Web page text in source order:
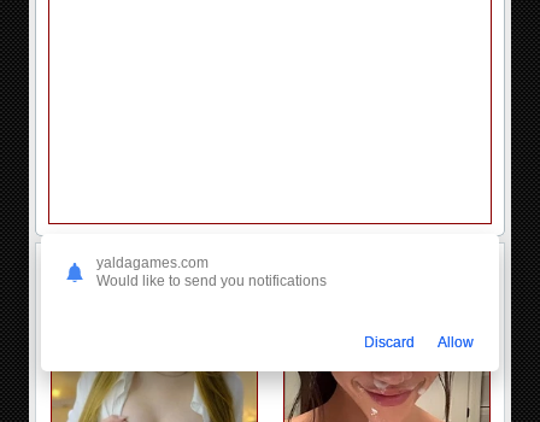
yaldagames.com
Would like to send you notifications
Discard Allow